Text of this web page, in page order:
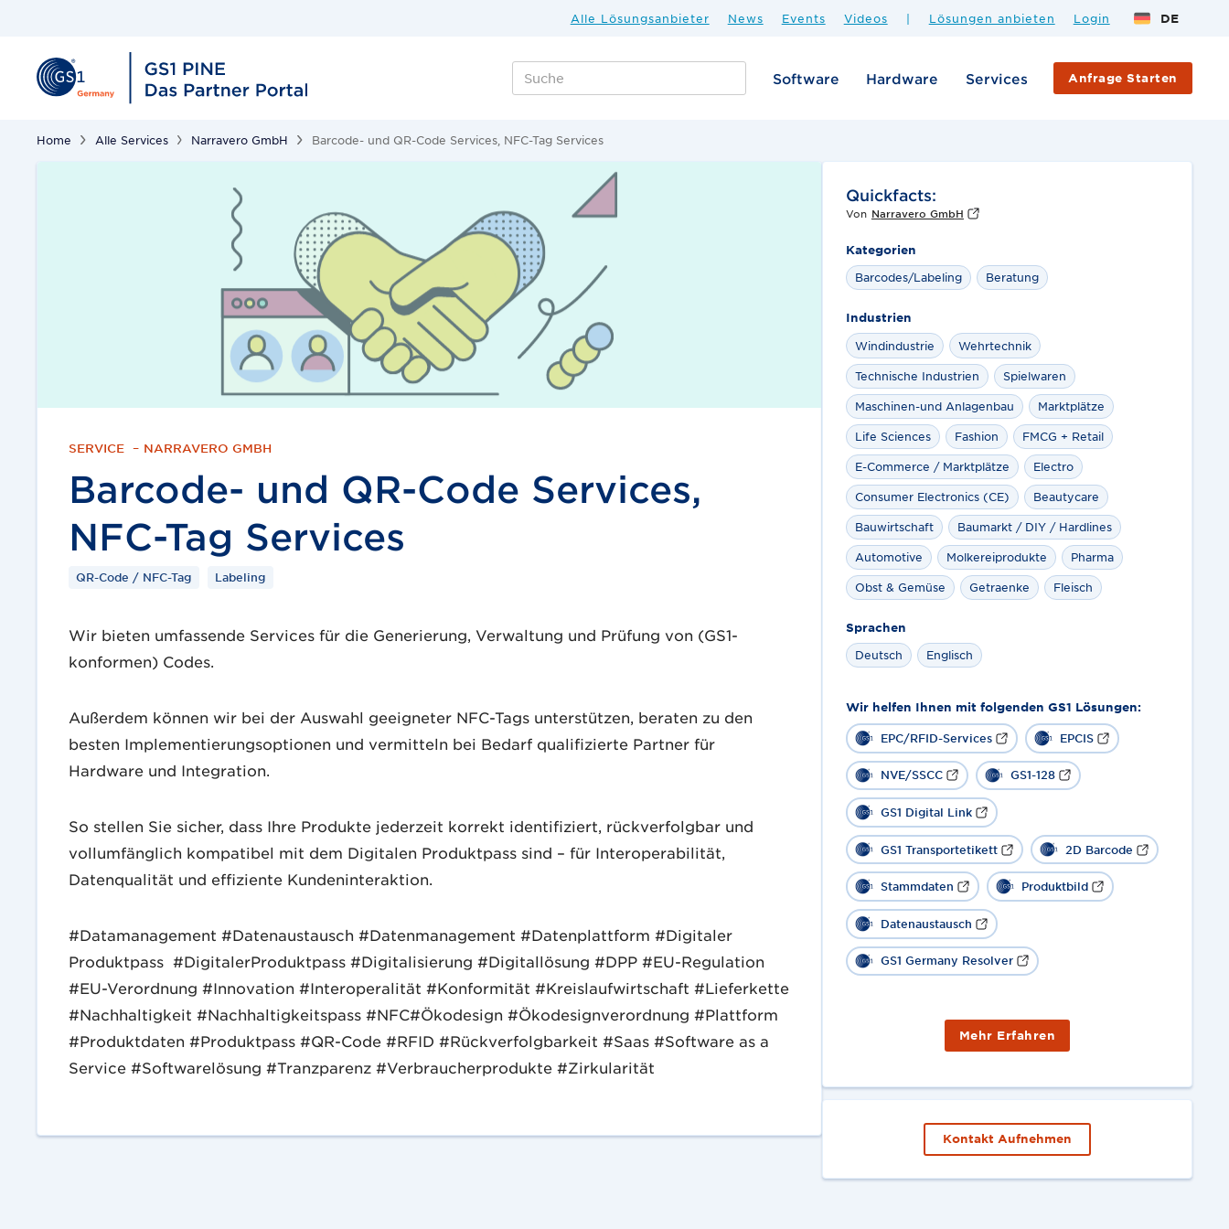
Alle Lösungsanbieter News Events Videos | Lösungen anbieten Login DE
Software Hardware Services Anfrage Starten
Home Alle Services Narravero GmbH Barcode- und QR-Code Services, NFC-Tag Services
SERVICE – NARRAVERO GMBH
Barcode- und QR-Code Services,
NFC-Tag Services
QR-Code / NFC-Tag Labeling
Wir bieten umfassende Services für die Generierung, Verwaltung und Prüfung von (GS1-
konformen) Codes.
Außerdem können wir bei der Auswahl geeigneter NFC-Tags unterstützen, beraten zu den
besten Implementierungsoptionen und vermitteln bei Bedarf qualifizierte Partner für
Hardware und Integration.
So stellen Sie sicher, dass Ihre Produkte jederzeit korrekt identifiziert, rückverfolgbar und
vollumfänglich kompatibel mit dem Digitalen Produktpass sind – für Interoperabilität,
Datenqualität und effiziente Kundeninteraktion.
#Datamanagement #Datenaustausch #Datenmanagement #Datenplattform #Digitaler
Produktpass #DigitalerProduktpass #Digitalisierung #Digitallösung #DPP #EU-Regulation
#EU-Verordnung #Innovation #Interoperalität #Konformität #Kreislaufwirtschaft #Lieferkette
#Nachhaltigkeit #Nachhaltigkeitspass #NFC#Ökodesign #Ökodesignverordnung #Plattform
#Produktdaten #Produktpass #QR-Code #RFID #Rückverfolgbarkeit #Saas #Software as a
Service #Softwarelösung #Tranzparenz #Verbraucherprodukte #Zirkularität
Quickfacts:
Von Narravero GmbH
Kategorien
Barcodes/Labeling
Beratung
Industrien
Windindustrie
Wehrtechnik
Technische Industrien Spielwaren
Maschinen-und Anlagenbau Marktplätze
Life Sciences Fashion FMCG + Retail
E-Commerce / Marktplätze Electro
Consumer Electronics (CE) Beautycare
Bauwirtschaft Baumarkt / DIY / Hardlines
Automotive Molkereiprodukte Pharma
Obst & Gemüse Getraenke Fleisch
Sprachen
Deutsch
Englisch
Wir helfen Ihnen mit folgenden GS1 Lösungen:
EPC/RFID-Services EPCIS
NVE/SSCC GS1-128
GS1 Digital Link
GS1 Transportetikett 2D Barcode
Stammdaten Produktbild
Datenaustausch
GS1 Germany Resolver
Mehr Erfahren
Kontakt Aufnehmen